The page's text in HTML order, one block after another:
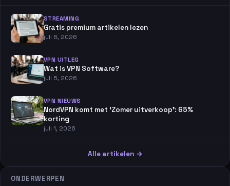
STREAMING
Gratis premium artikelen lezen
juli 6, 2026
VPN UITLEG
Wat is VPN Software?
juli 5, 2026
VPN NIEUWS
NordVPN komt met ‘Zomer uitverkoop’: 65%
korting
juli 1, 2026
Alle artikelen →
ONDERWERPEN